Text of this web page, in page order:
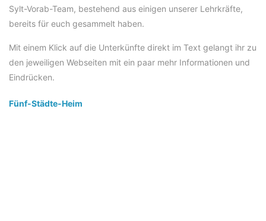
Sylt-Vorab-Team, bestehend aus einigen unserer Lehrkräfte,
bereits für euch gesammelt haben.
Mit einem Klick auf die Unterkünfte direkt im Text gelangt ihr zu
den jeweiligen Webseiten mit ein paar mehr Informationen und
Eindrücken.
Fünf-Städte-Heim